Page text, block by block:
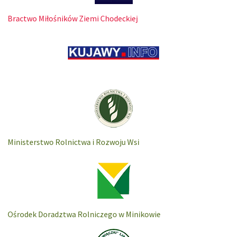
Bractwo Miłośników Ziemi Chodeckiej
Ministerstwo Rolnictwa i Rozwoju Wsi
Ośrodek Doradztwa Rolniczego w Minikowie